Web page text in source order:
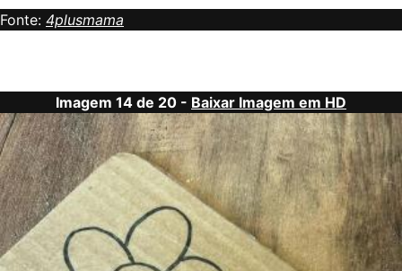
Fonte: 4plusmama
Imagem 14 de 20 - Baixar Imagem em HD